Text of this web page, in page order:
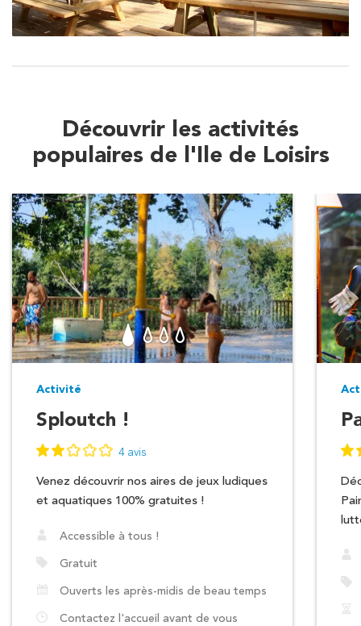
Découvrir les activités
populaires de l'Ile de Loisirs
Activité
Sploutch !
4 avis
Venez découvrir nos aires de jeux ludiques
et aquatiques 100% gratuites !
Accessible à tous !
Gratuit
Ouverts les après-midis de beau temps
Contactez l'accueil avant de vous